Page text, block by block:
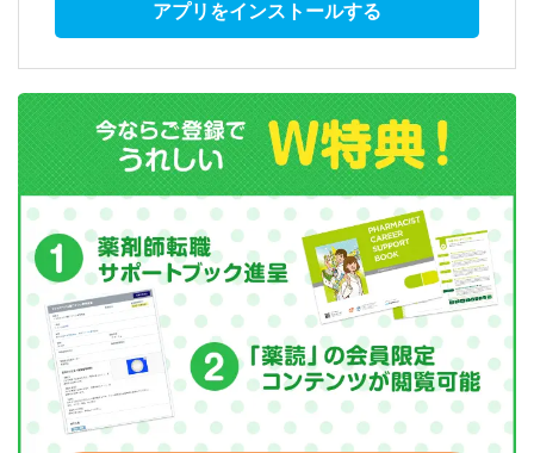
アプリをインストールする